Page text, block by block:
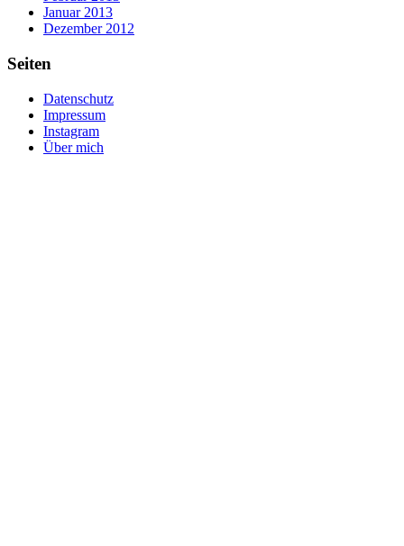
Januar 2013
Dezember 2012
Seiten
Datenschutz
Impressum
Instagram
Über mich